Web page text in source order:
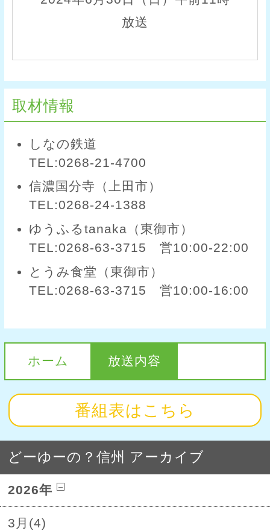
放送
取材情報
しなの鉄道
TEL:0268-21-4700
信濃国分寺（上田市）
TEL:0268-24-1388
ゆうふるtanaka（東御市）
TEL:0268-63-3715 営10:00-22:00
とうみ食堂（東御市）
TEL:0268-63-3715 営10:00-16:00
ホーム 放送内容
番組表はこちら
どーゆーの？信州 アーカイブ
2026年
3月(4)